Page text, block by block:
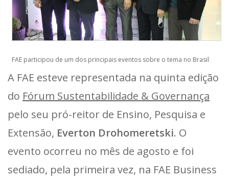
FAE participou de um dos principais eventos sobre o tema no Brasil
A FAE esteve representada na quinta edição
do Fórum Sustentabilidade & Governança
pelo seu pró-reitor de Ensino, Pesquisa e
Extensão, Everton Drohomeretski. O
evento ocorreu no mês de agosto e foi
sediado, pela primeira vez, na FAE Business